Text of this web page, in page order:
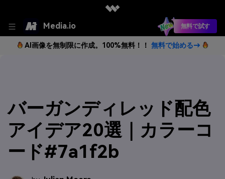
Media.io 無料で試す
AI画像を無制限に作成。100%無料！！ 無料で始める→
バーガンディレッド配色
アイデア20選｜カラーコ
ード#7a1f2b